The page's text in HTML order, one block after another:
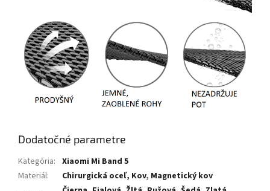
Dodatočné parametre
Kategória: Xiaomi Mi Band 5
Materiál: Chirurgická oceľ, Kov, Magnetický kov